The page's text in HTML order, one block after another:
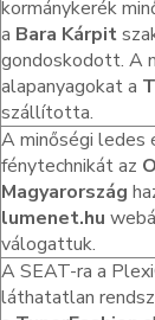
kormánykerék
a Bara Kárpit
gondoskodott. A
alapanyagokat a
szállította.
A minőségi ledes
fénytechnikát az
Magyarország
lumenet.hu
válogattuk.
A SEAT-ra a
láthatatlan